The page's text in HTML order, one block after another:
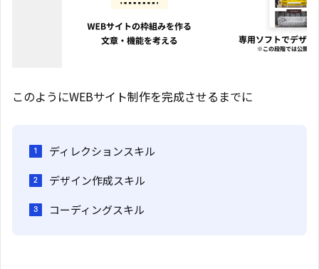
このようにWEBサイト制作を完成させるまでに
ディレクションスキル
デザイン作成スキル
コーディングスキル